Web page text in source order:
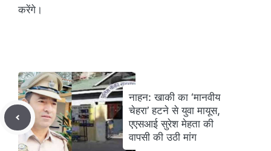
करेंगे।
नाहन: खाकी का ‘मानवीय
चेहरा’ हटने से युवा मायूस,
एएसआई सुरेश मेहता की
वापसी की उठी मांग